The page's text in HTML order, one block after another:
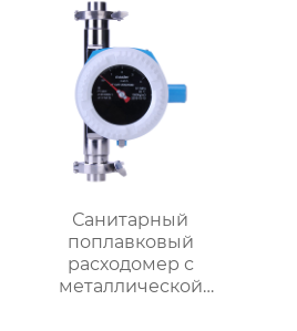
Санитарный
поплавковый
расходомер с
металлической